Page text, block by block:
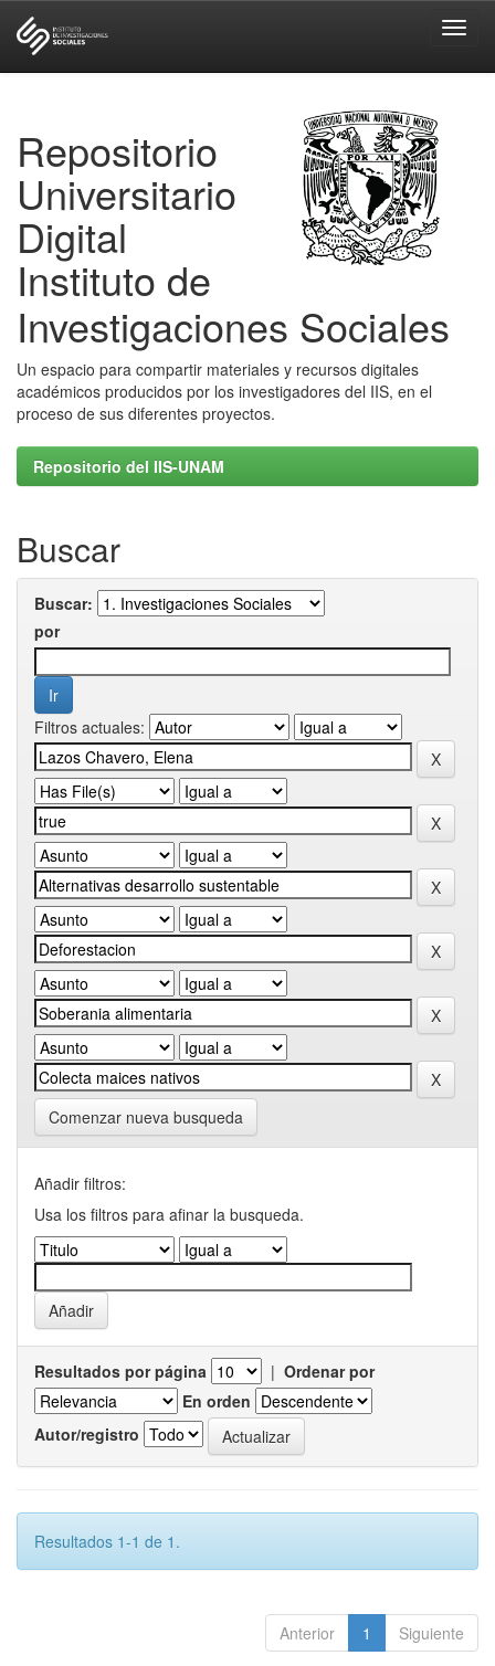
Repositorio
Universitario
Digital
Instituto de
Investigaciones Sociales
Un espacio para compartir materiales y recursos digitales
académicos producidos por los investigadores del IIS, en el
proceso de sus diferentes proyectos.
Repositorio del IIS-UNAM
Buscar
Buscar:
por
Filtros actuales:
Comenzar nueva busqueda
Añadir filtros:
Usa los filtros para afinar la busqueda.
Resultados por página | Ordenar por
En orden
Autor/registro
Resultados 1-1 de 1.
Anterior 1 Siguiente